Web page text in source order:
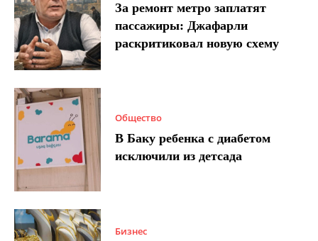
За ремонт метро заплатят
пассажиры: Джафарли
раскритиковал новую схему
Общество
В Баку ребенка с диабетом
исключили из детсада
Бизнес